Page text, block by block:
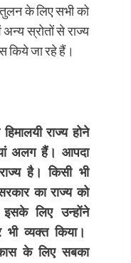
के लिए सभी को
स्रोतों से राज्य
किये जा रहे हैं।
राज्य होने
अलग हैं। आपदा
है। किसी भी
का राज्य को
लिए उन्होंने
भी व्यक्त किया।
के लिए सबका